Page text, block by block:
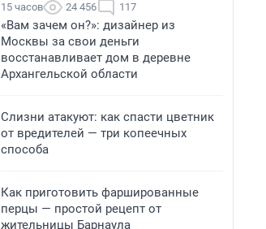
15 часов 24 456 117
«Вам зачем он?»: дизайнер из
Москвы за свои деньги
восстанавливает дом в деревне
Архангельской области
Слизни атакуют: как спасти цветник
от вредителей — три копеечных
способа
Как приготовить фаршированные
перцы — простой рецепт от
жительницы Барнаула